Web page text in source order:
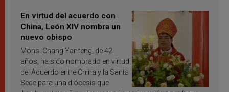
En virtud del acuerdo con
China, León XIV nombra un
nuevo obispo
Mons. Chang Yanfeng, de 42
años, ha sido nombrado en virtud
del Acuerdo entre China y la Santa
Sede para una diócesis que